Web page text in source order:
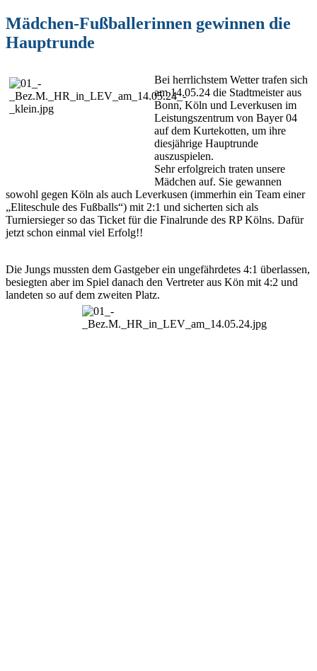
Mädchen-Fußballerinnen gewinnen die
Hauptrunde
Bei herrlichstem Wetter trafen sich
am 14.05.24 die Stadtmeister aus
Bonn, Köln und Leverkusen im
Leistungszentrum von Bayer 04
auf dem Kurtekotten, um ihre
diesjährige Hauptrunde
auszuspielen.
Sehr erfolgreich traten unsere
Mädchen auf. Sie gewannen
sowohl gegen Köln als auch Leverkusen (immerhin ein Team einer
„Eliteschule des Fußballs“) mit 2:1 und sicherten sich als
Turniersieger so das Ticket für die Finalrunde des RP Kölns. Dafür
jetzt schon einmal viel Erfolg!!
Die Jungs mussten dem Gastgeber ein ungefährdetes 4:1 überlassen,
besiegten aber im Spiel danach den Vertreter aus Kön mit 4:2 und
landeten so auf dem zweiten Platz.